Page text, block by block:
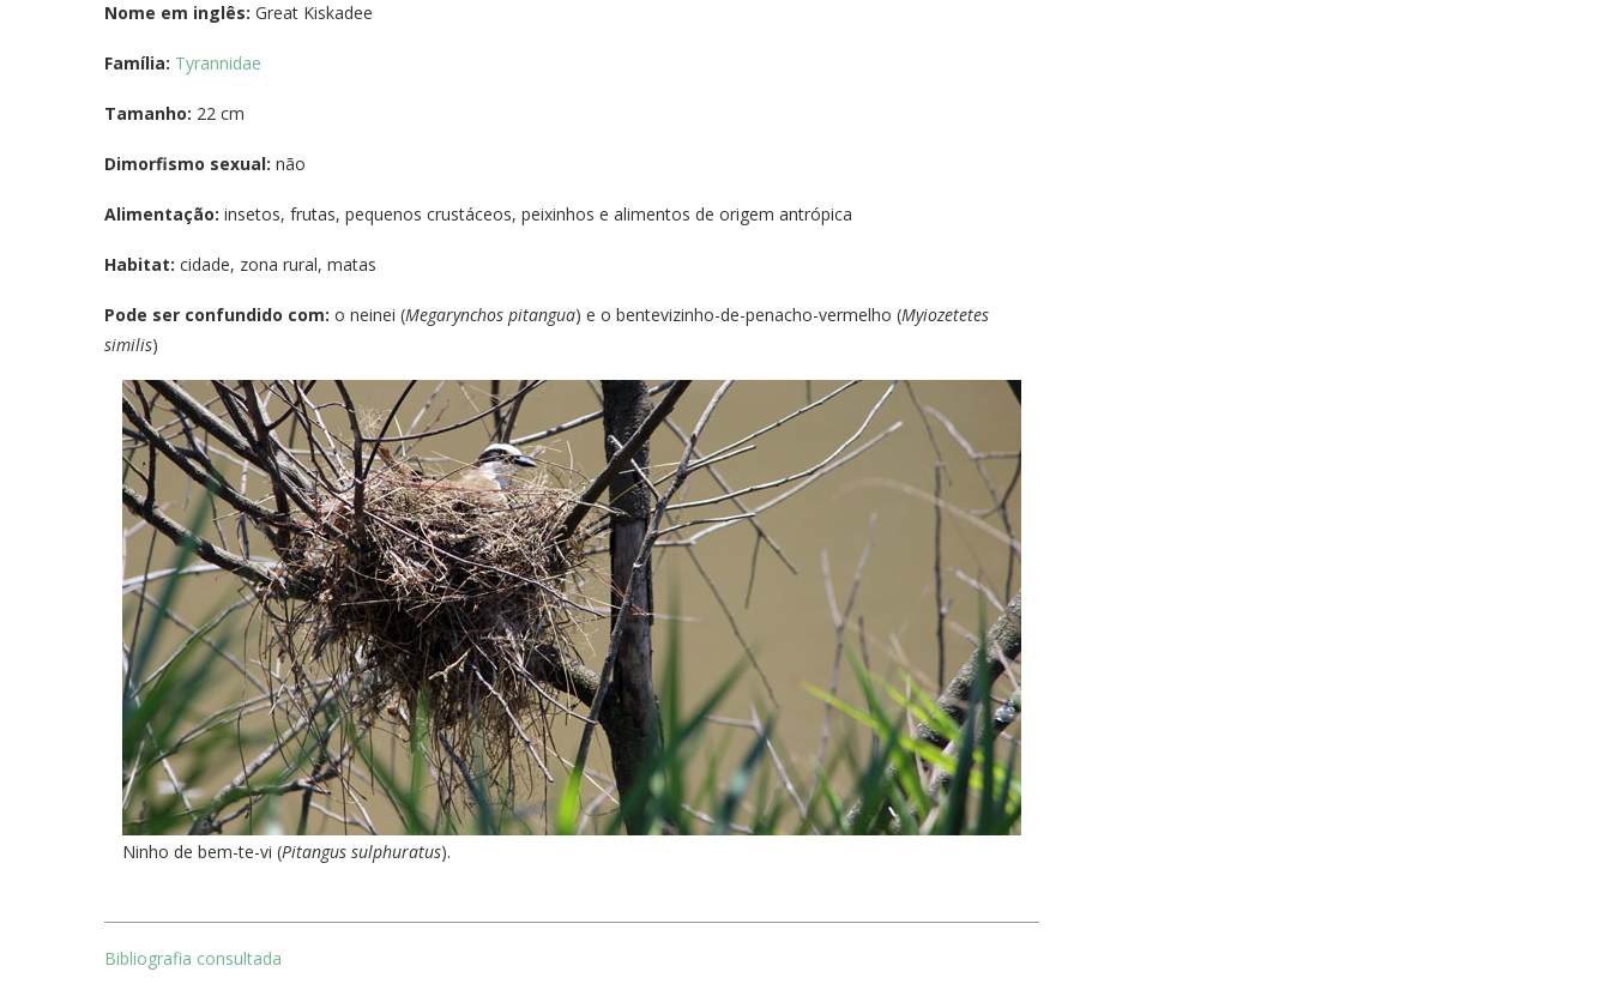
Nome em inglês: Great Kiskadee
Família: Tyrannidae
Tamanho: 22 cm
Dimorfismo sexual: não
Alimentação: insetos, frutas, pequenos crustáceos, peixinhos e alimentos de origem antrópica
Habitat: cidade, zona rural, matas
Pode ser confundido com: o neinei (Megarynchos pitangua) e o bentevizinho-de-penacho-vermelho (Myiozetetes
similis)
Ninho de bem-te-vi (Pitangus sulphuratus).
Bibliografia consultada